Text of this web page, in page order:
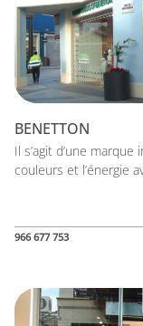
BENETTON
Il s’agit d’une
couleurs et l’énergie
966 677 753